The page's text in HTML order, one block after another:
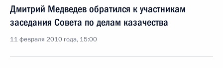
Дмитрий Медведев обратился к участникам
заседания Совета по делам казачества
11 февраля 2010 года, 15:00